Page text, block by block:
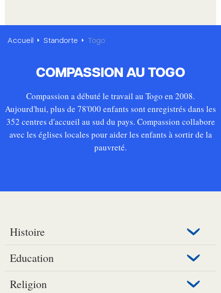
Accueil Standorte Togo
COMPASSION AU TOGO
Compassion a débuté le travail au Togo en 2008.
Aujourd'hui, plus de 78'000 enfants sont enregistrés dans les
352 centres d'accueil au sud du pays. Compassion collabore
avec les églises locales pour aider les enfants à sortir de la
pauvreté.
Histoire
Education
Religion